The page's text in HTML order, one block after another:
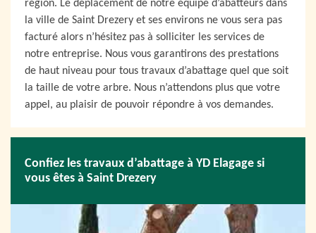
région. Le déplacement de notre équipe d’abatteurs dans
la ville de Saint Drezery et ses environs ne vous sera pas
facturé alors n’hésitez pas à solliciter les services de
notre entreprise. Nous vous garantirons des prestations
de haut niveau pour tous travaux d’abattage quel que soit
la taille de votre arbre. Nous n’attendons plus que votre
appel, au plaisir de pouvoir répondre à vos demandes.
Confiez les travaux d’abattage à YD Elagage si
vous êtes à Saint Drezery